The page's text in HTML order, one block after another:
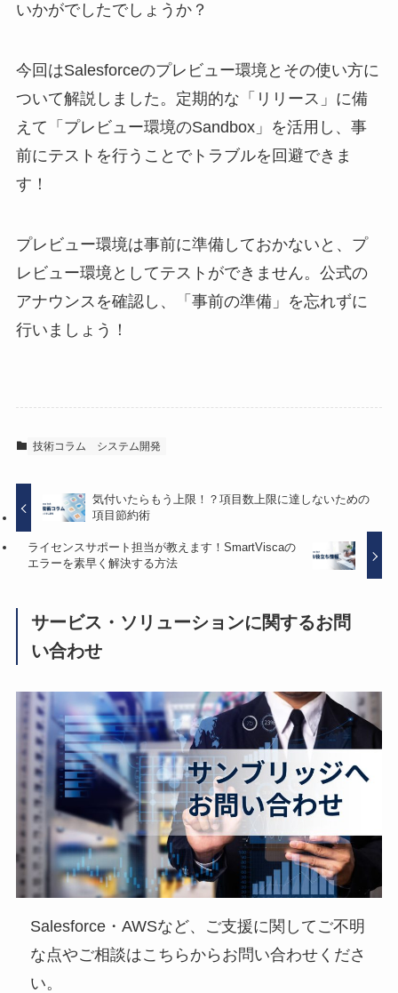
いかがでしたでしょうか？
今回はSalesforceのプレビュー環境とその使い方に
ついて解説しました。定期的な「リリース」に備
えて「プレビュー環境のSandbox」を活用し、事
前にテストを行うことでトラブルを回避できま
す！
プレビュー環境は事前に準備しておかないと、プ
レビュー環境としてテストができません。公式の
アナウンスを確認し、「事前の準備」を忘れずに
行いましょう！
技術コラム システム開発
気付いたらもう上限！？項目数上限に達しないための
項目節約術
ライセンスサポート担当が教えます！SmartViscaの
エラーを素早く解決する方法
サービス・ソリューションに関するお問
い合わせ
Salesforce・AWSなど、ご支援に関してご不明
な点やご相談はこちらからお問い合わせくださ
い。